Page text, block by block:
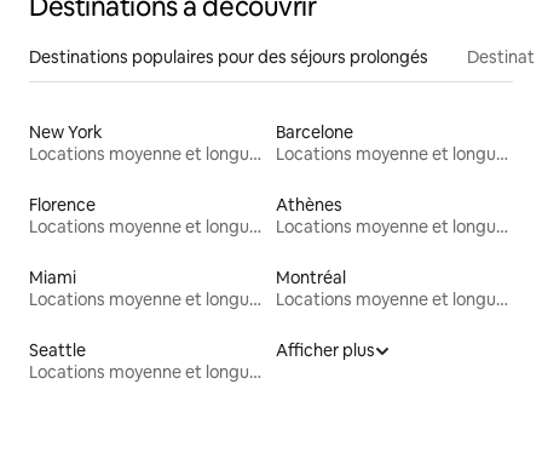
Destinations populaires pour des séjours prolongés
New York
Locations moyenne et longue durée
Barcelone
Locations moyenne et longue durée
Florence
Locations moyenne et longue durée
Athènes
Locations moyenne et longue durée
Miami
Locations moyenne et longue durée
Montréal
Locations moyenne et longue durée
Seattle
Locations moyenne et longue durée
Afficher plus